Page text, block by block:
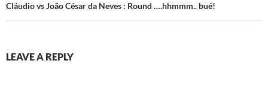
Cláudio vs João César da Neves : Round ….hhmmm.. bué!
LEAVE A REPLY